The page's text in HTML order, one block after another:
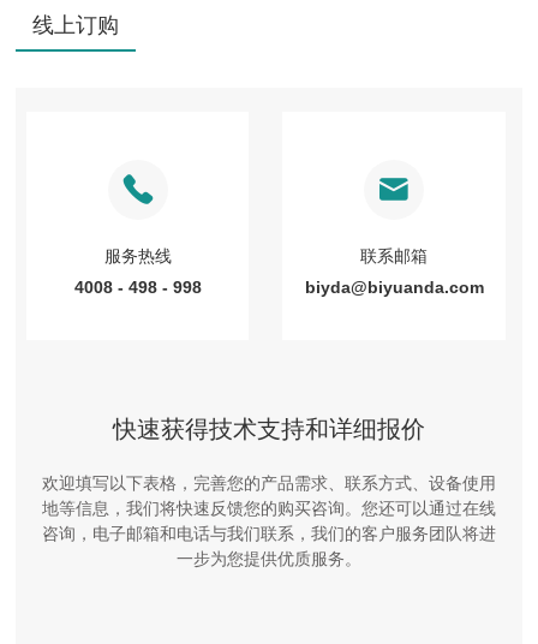
线上订购
服务热线
4008 - 498 - 998
联系邮箱
biyda@biyuanda.com
快速获得技术支持和详细报价
欢迎填写以下表格，完善您的产品需求、联系方式、设备使用
地等信息，我们将快速反馈您的购买咨询。您还可以通过在线
咨询，电子邮箱和电话与我们联系，我们的客户服务团队将进
一步为您提供优质服务。